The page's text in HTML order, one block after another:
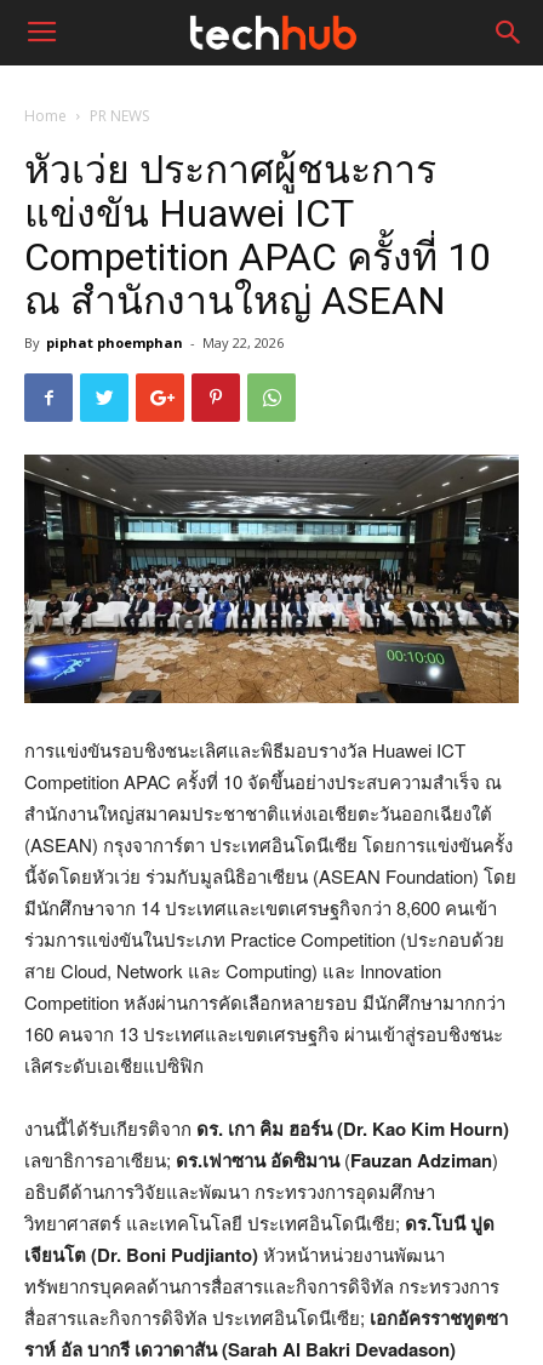
Home PR NEWS
หัวเว่ย ประกาศผู้ชนะการ
แข่งขัน Huawei ICT
Competition APAC ครั้งที่ 10
ณ สำนักงานใหญ่ ASEAN
By piphat phoemphan - May 22, 2026
การแข่งขันรอบชิงชนะเลิศและพิธีมอบรางวัล Huawei ICT
Competition APAC ครั้งที่ 10 จัดขึ้นอย่างประสบความสำเร็จ ณ
สำนักงานใหญ่สมาคมประชาชาติแห่งเอเชียตะวันออกเฉียงใต้
(ASEAN) กรุงจาการ์ตา ประเทศอินโดนีเซีย โดยการแข่งขันครั้ง
นี้จัดโดยหัวเว่ย ร่วมกับมูลนิธิอาเซียน (ASEAN Foundation) โดย
มีนักศึกษาจาก 14 ประเทศและเขตเศรษฐกิจกว่า 8,600 คนเข้า
ร่วมการแข่งขันในประเภท Practice Competition (ประกอบด้วย
สาย Cloud, Network และ Computing) และ Innovation
Competition หลังผ่านการคัดเลือกหลายรอบ มีนักศึกษามากกว่า
160 คนจาก 13 ประเทศและเขตเศรษฐกิจ ผ่านเข้าสู่รอบชิงชนะ
เลิศระดับเอเชียแปซิฟิก
งานนี้ได้รับเกียรติจาก ดร. เกา คิม ฮอร์น(Dr. Kao Kim Hourn)
เลขาธิการอาเซียน; ดร.เฟาซาน อัดซิมาน(Fauzan Adziman)
อธิบดีด้านการวิจัยและพัฒนา กระทรวงการอุดมศึกษา
วิทยาศาสตร์ และเทคโนโลยี ประเทศอินโดนีเซีย; ดร.โบนีปูด
เจียนโต(Dr. Boni Pudjianto)หัวหน้าหน่วยงานพัฒนา
ทรัพยากรบุคคลด้านการสื่อสารและกิจการดิจิทัล กระทรวงการ
สื่อสารและกิจการดิจิทัล ประเทศอินโดนีเซีย; เอกอัครราชทูตซา
ราห์ อัลบากรี เดวาดาสัน(Sarah Al Bakri Devadason)